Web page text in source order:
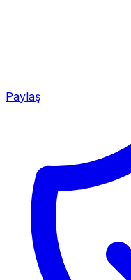
Paylaş